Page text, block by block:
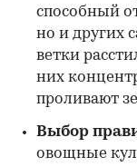
способный
но и других
ветки
них
проливают
Выбор
овощные